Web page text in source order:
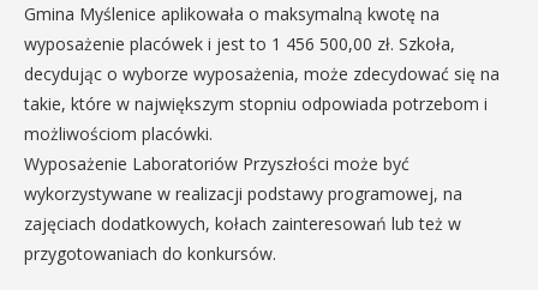
Gmina Myślenice aplikowała o maksymalną kwotę na
wyposażenie placówek i jest to 1 456 500,00 zł. Szkoła,
decydując o wyborze wyposażenia, może zdecydować się na
takie, które w największym stopniu odpowiada potrzebom i
możliwościom placówki.
Wyposażenie Laboratoriów Przyszłości może być
wykorzystywane w realizacji podstawy programowej, na
zajęciach dodatkowych, kołach zainteresowań lub też w
przygotowaniach do konkursów.